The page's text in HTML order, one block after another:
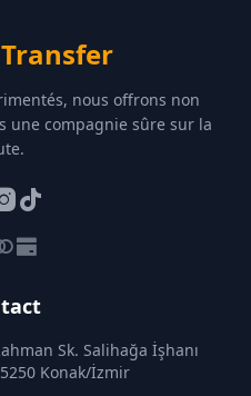
Transfer
nous offrons non
une compagnie sûre sur la
Sk. Salihağa İşhanı
Konak/İzmir